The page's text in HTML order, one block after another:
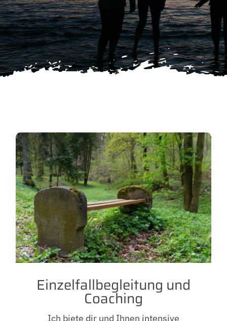
Einzelfallbegleitung und
Coaching
Ich biete dir und Ihnen intensive